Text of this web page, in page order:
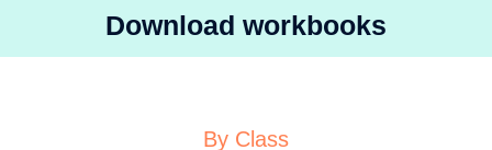
Download workbooks
By Class